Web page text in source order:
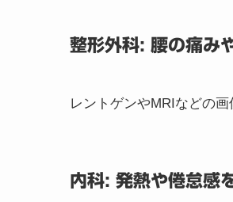
整形外科: 腰の痛み
レントゲンやMRIなどの画
内科: 発熱や倦怠感